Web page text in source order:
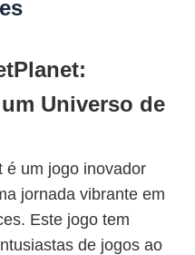
Universo de
é um jogo inovador
jornada vibrante em
Este jogo tem
de jogos ao